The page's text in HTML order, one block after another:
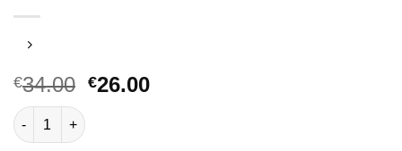
€34.00 €26.00
tijgerprint sjaal aantal